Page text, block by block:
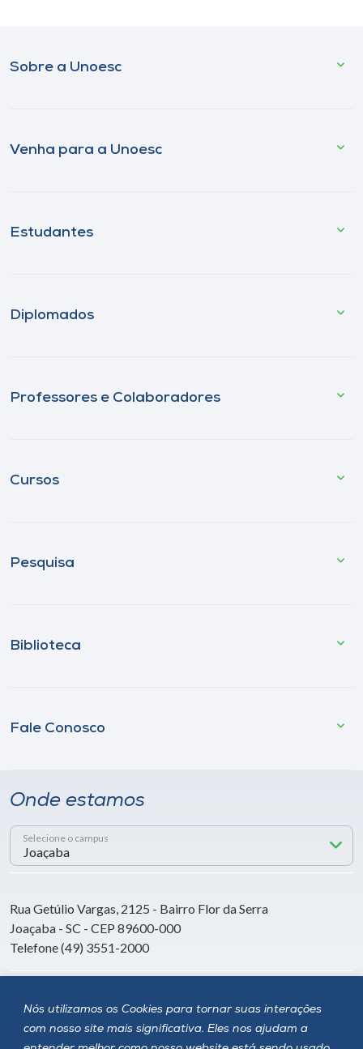
Nós utilizamos os Cookies para tornar suas interações
com nosso site mais significativa. Eles nos ajudam a
Sobre a Unoesc
Venha para a Unoesc
Estudantes
Diplomados
Professores e Colaboradores
Cursos
Pesquisa
Biblioteca
Fale Conosco
Onde estamos
Selecione o campus
Rua Getúlio Vargas, 2125 - Bairro Flor da Serra
Joaçaba - SC - CEP 89600-000
Telefone (49) 3551-2000
Siga a Unoesc